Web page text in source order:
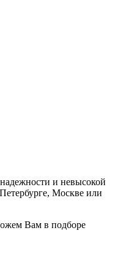
и невысокой
Москве или
Вам в подборе